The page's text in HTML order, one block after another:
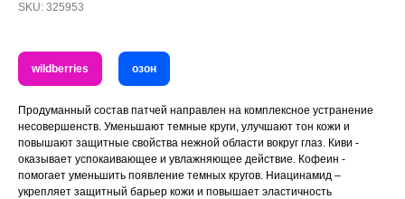
SKU: 325953
wildberries озон
Продуманный состав патчей направлен на комплексное устранение
несовершенств. Уменьшают темные круги, улучшают тон кожи и
повышают защитные свойства нежной области вокруг глаз. Киви -
оказывает успокаивающее и увлажняющее действие. Кофеин -
помогает уменьшить появление темных кругов. Ниацинамид –
укрепляет защитный барьер кожи и повышает эластичность